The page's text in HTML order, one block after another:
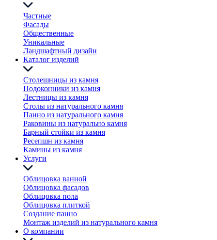
Частные
Фасады
Общественные
Уникальные
Ландшафтный дизайн
Каталог изделий
Столешницы из камня
Подоконники из камня
Лестницы из камня
Столы из натурального камня
Панно из натурального камня
Раковины из натурально камня
Барный стойки из камня
Ресепшн из камня
Камины из камня
Услуги
Облицовка ванной
Облицовка фасадов
Облицовка пола
Облицовка плиткой
Создание панно
Монтаж изделий из натурального камня
О компании